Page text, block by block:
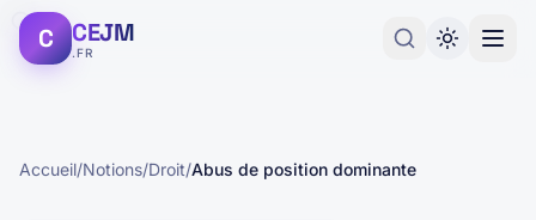
C CEJM
.FR
Accueil/Notions/Droit/Abus de position dominante